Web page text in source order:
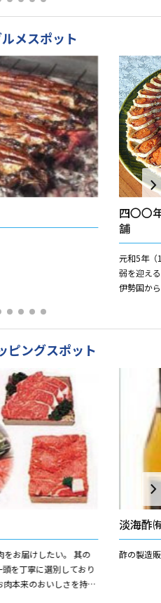
メスポット
四〇〇
舗
元和5年（
弱を迎え
伊勢国か
ピングスポット
をお届けしたい。 其の
を丁寧に選別しており
肉本来のおいしさを持続
淡海酢
酢の製造